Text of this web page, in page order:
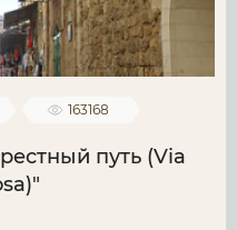
163168
путь (Via